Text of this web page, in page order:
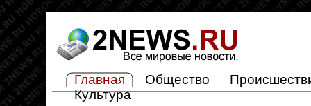
Главная Общество
Культура